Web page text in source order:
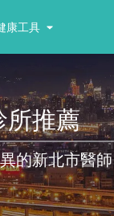
康工具
所推薦
的新北市醫